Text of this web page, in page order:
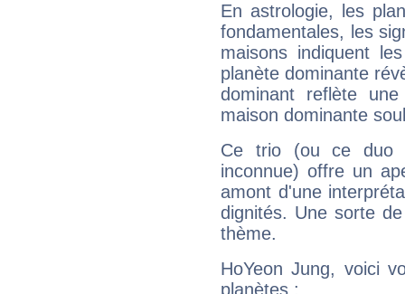
En astrologie, les
fondamentales, les
maisons indiquent
planète dominante
dominant reflète
maison dominante
Ce trio (ou ce duo
inconnue) offre un
amont d'une
dignités. Une sorte
thème.
HoYeon Jung, voici
planètes :